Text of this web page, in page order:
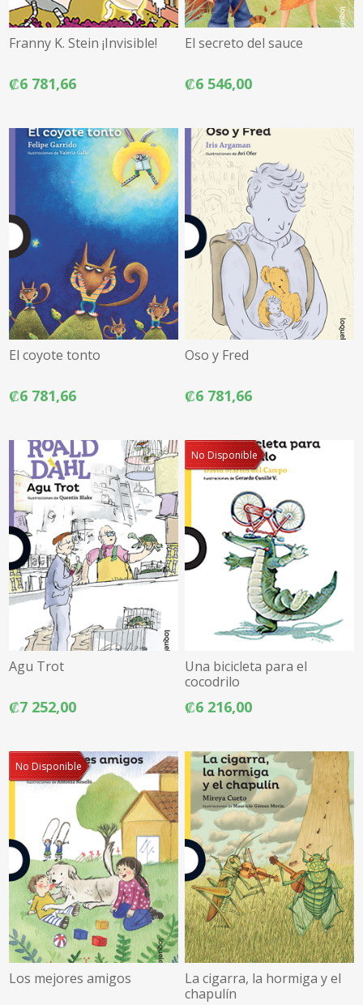
Franny K. Stein ¡Invisible!
₡6 781,66
El secreto del sauce
₡6 546,00
El coyote tonto
₡6 781,66
Oso y Fred
₡6 781,66
Agu Trot
₡7 252,00
No Disponible
Una bicicleta para el
cocodrilo
₡6 216,00
No Disponible
Los mejores amigos
La cigarra, la hormiga y el
chapulín